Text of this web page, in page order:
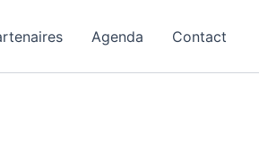
Agenda Contact